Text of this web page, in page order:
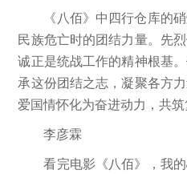
《八佰》中四行仓库的
民族危亡时的团结力量。先
诚正是统战工作的精神根基
承这份团结之志，凝聚各方
爱国情怀化为奋进动力，共筑
李彦霖
看完电影《八佰》，我